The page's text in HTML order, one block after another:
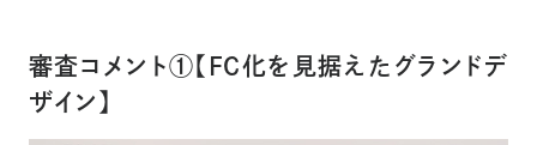
審査コメント①【FC化を見据えたグランドデ
ザイン】